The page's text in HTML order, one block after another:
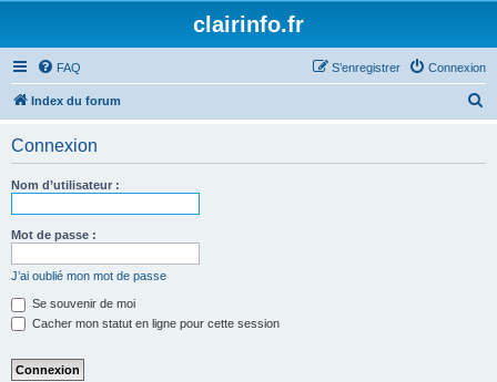
clairinfo.fr
FAQ Connexion
S’enregistrer
Index du forum
Connexion
Nom d’utilisateur :
Mot de passe :
J’ai oublié mon mot de passe
Se souvenir de moi
Cacher mon statut en ligne pour cette session